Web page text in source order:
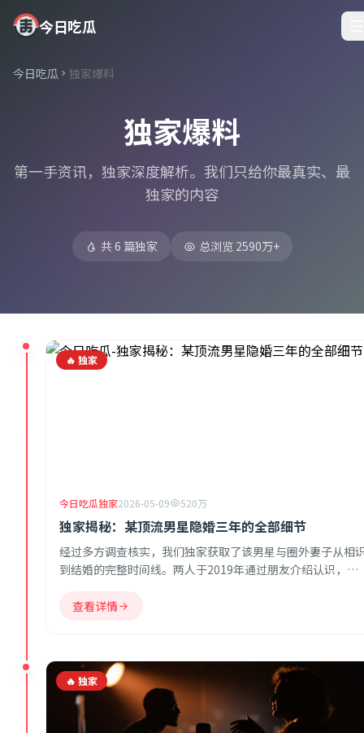
今日吃瓜
今日吃瓜 独家爆料
独家爆料
第一手资讯，独家深度解析。我们只给你最真实、最
独家的内容
共 6 篇独家 总浏览 2590万+
🔥 独家
今日吃瓜独家2026-05-09 520万
独家揭秘：某顶流男星隐婚三年的全部细节
经过多方调查核实，我们独家获取了该男星与圈外妻子从相
到结婚的完整时间线。两人于2019年通过朋友介绍认识，
境优渥。
查看详情
🔥 独家